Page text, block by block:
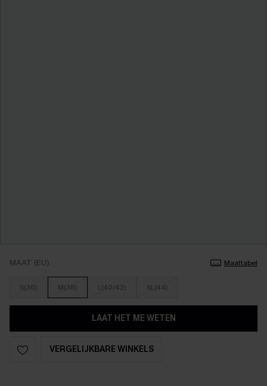
MAAT (EU) Maattabel
S(36) M(38) L(40/42) XL(44)
LAAT HET ME WETEN
VERGELIJKBARE WINKELS